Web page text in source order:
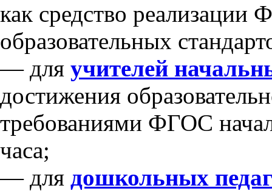
как средство реализации
образовательных
— для учителей
достижения
требованиями ФГОС
часа;
— для дошкольных